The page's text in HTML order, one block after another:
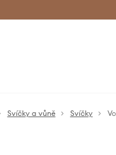
Doručení a
Svíčky a vůně Svíčky